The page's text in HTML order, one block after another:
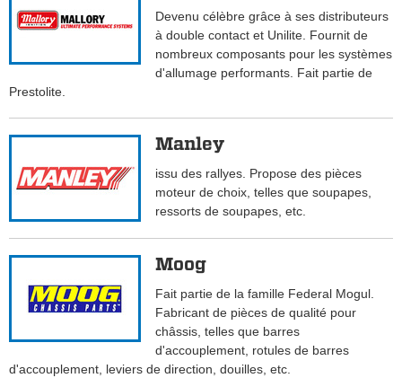
Devenu célèbre grâce à ses distributeurs
à double contact et Unilite. Fournit de
nombreux composants pour les systèmes
d'allumage performants. Fait partie de
Prestolite.
Manley
issu des rallyes. Propose des pièces
moteur de choix, telles que soupapes,
ressorts de soupapes, etc.
Moog
Fait partie de la famille Federal Mogul.
Fabricant de pièces de qualité pour
châssis, telles que barres
d'accouplement, rotules de barres
d'accouplement, leviers de direction, douilles, etc.